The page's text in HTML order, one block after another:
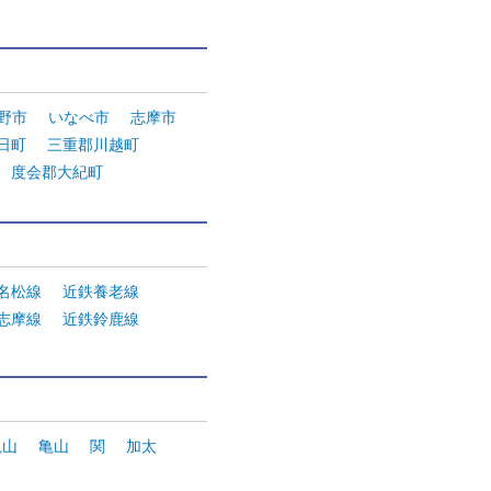
市 いなべ市
志摩市
町
三重郡川越町
度会郡大紀町
松線
近鉄養老線
摩線
近鉄鈴鹿線
亀山 関 加太